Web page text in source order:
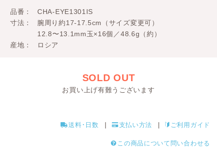
品番
CHA-EYE1301IS
寸法
腕周り約17-17.5cm（サイズ変更可）
12.8〜13.1mm玉×16個／48.6g（約）
産地
ロシア
SOLD OUT
お買い上げ有難うございます
送料･日数 支払い方法 ご利用ガイド
この商品について問い合わせる